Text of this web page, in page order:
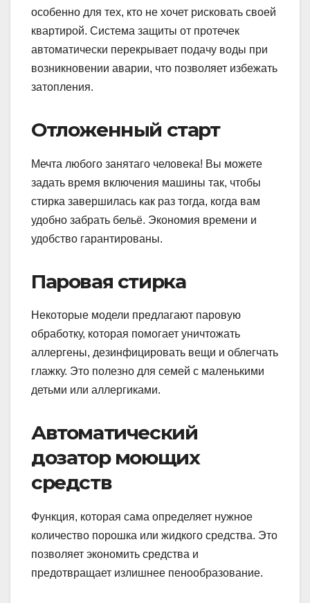
особенно для тех, кто не хочет рисковать своей
квартирой. Система защиты от протечек
автоматически перекрывает подачу воды при
возникновении аварии, что позволяет избежать
затопления.
Отложенный старт
Мечта любого занятаго человека! Вы можете
задать время включения машины так, чтобы
стирка завершилась как раз тогда, когда вам
удобно забрать бельё. Экономия времени и
удобство гарантированы.
Паровая стирка
Некоторые модели предлагают паровую
обработку, которая помогает уничтожать
аллергены, дезинфицировать вещи и облегчать
глажку. Это полезно для семей с маленькими
детьми или аллергиками.
Автоматический
дозатор моющих
средств
Функция, которая сама определяет нужное
количество порошка или жидкого средства. Это
позволяет экономить средства и
предотвращает излишнее пенообразование.